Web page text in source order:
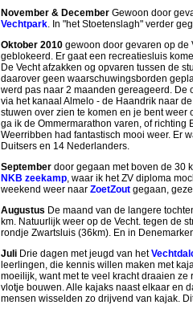
November & December Gewoon door
Vechtpark. In "het Stoetenslagh" verder
Oktober 2010 gewoon door gevaren op de
geblokeerd. Er gaat een recreatiesluis
De Vecht afzakken og opvaren tussen de
daarover geen waarschuwingsborden
werd pas naar 2 maanden gereageerd. De
via het kanaal Almelo - de Haandrik naar
stuwen over zien te komen en je bent weer
ga ik de Ommermarathon varen, of richting
Weerribben had fantastisch mooi weer. Er
Duitsers en 14 Nederlanders.
September door gegaan met boven de 30
NKB zeekamp, waar ik het ZV diploma
weekend weer naar ZoetZout gegaan,
Augustus De maand van de langere
km. Natuurlijk weer op de Vecht. tegen de
rondje Zwartsluis (36km). En in
Juli Drie dagen met jeugd van het
leerlingen, die kennis willen maken met
moeilijk, want met te veel kracht draaien
vlotje bouwen. Alle kajaks naast elkaar en
mensen wisselden zo drijvend van kajak.